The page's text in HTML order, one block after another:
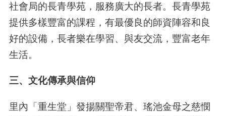
社會局的長青學苑，服務廣大的長者。長青學苑
提供多樣豐富的課程，有最優良的師資陣容和良
好的設備，長者樂在學習、與友交流，豐富老年
生活。
三、文化傳承與信仰
里內「重生堂」發揚關聖帝君、瑤池金母之慈憫